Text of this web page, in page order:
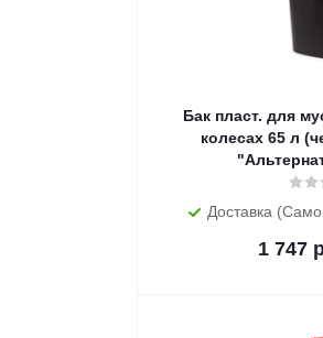
Бак пласт. для
колесах 65 л
Доставка
1 747